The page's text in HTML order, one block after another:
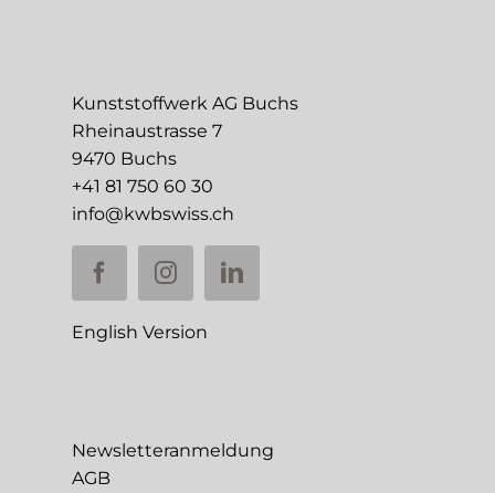
Kunststoffwerk AG Buchs
Rheinaustrasse 7
9470 Buchs
+41 81 750 60 30
info@kwbswiss.ch
English Version
Newsletteranmeldung
AGB